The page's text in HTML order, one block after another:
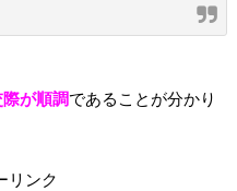
が順調であることが分かり
リンク